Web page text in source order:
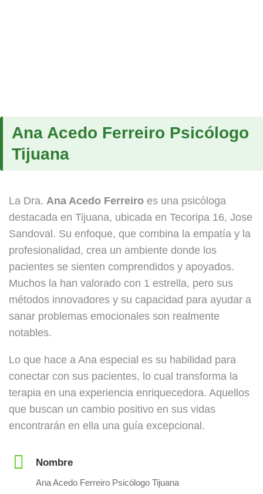
Ana Acedo Ferreiro Psicólogo
Tijuana
La Dra. Ana Acedo Ferreiro es una psicóloga
destacada en Tijuana, ubicada en Tecoripa 16, Jose
Sandoval. Su enfoque, que combina la empatía y la
profesionalidad, crea un ambiente donde los
pacientes se sienten comprendidos y apoyados.
Muchos la han valorado con 1 estrella, pero sus
métodos innovadores y su capacidad para ayudar a
sanar problemas emocionales son realmente
notables.
Lo que hace a Ana especial es su habilidad para
conectar con sus pacientes, lo cual transforma la
terapia en una experiencia enriquecedora. Aquellos
que buscan un cambio positivo en sus vidas
encontrarán en ella una guía excepcional.
Nombre
Ana Acedo Ferreiro Psicólogo Tijuana